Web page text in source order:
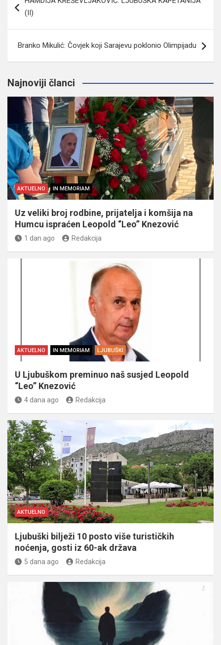
članaka
(II)
Branko Mikulić: Čovjek koji Sarajevu poklonio Olimpijadu
Najnoviji članci
AKTUELNO IN MEMORIAM
Uz veliki broj rodbine, prijatelja i komšija na
Humcu ispraćen Leopold “Leo” Knezović
1 dan ago Redakcija
AKTUELNO IN MEMORIAM LJUBUŠKI
U Ljubuškom preminuo naš susjed Leopold
“Leo” Knezović
4 dana ago Redakcija
AKTUELNO
Ljubuški bilježi 10 posto više turističkih
noćenja, gosti iz 60-ak država
5 dana ago Redakcija